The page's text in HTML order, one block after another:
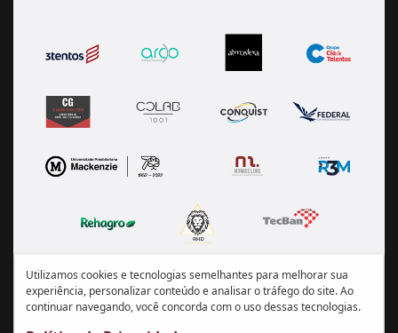
Utilizamos cookies e tecnologias semelhantes para melhorar sua
experiência, personalizar conteúdo e analisar o tráfego do site. Ao
continuar navegando, você concorda com o uso dessas tecnologias.